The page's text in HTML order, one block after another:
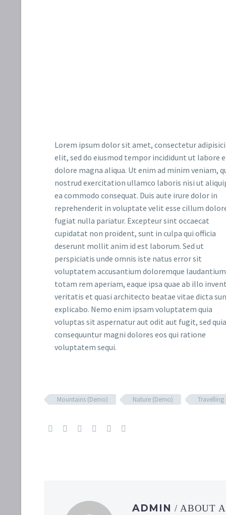
Lorem ipsum dolor sit amet, consectetur
elit, sed do eiusmod tempor incididunt ut labore
dolore magna aliqua. Ut enim ad minim veniam,
nostrud exercitation ullamco laboris nisi ut
ea commodo consequat. Duis aute irure dolor in
reprehenderit in voluptate velit esse cillum
fugiat nulla pariatur. Excepteur sint occaecat
cupidatat non proident, sunt in culpa qui officia
deserunt mollit anim id est laborum. Sed ut
perspiciatis unde omnis iste natus error sit
voluptatem accusantium doloremque
totam rem aperiam, eaque ipsa quae ab illo
veritatis et quasi architecto beatae vitae dicta
explicabo. Nemo enim ipsam voluptatem quia
voluptas sit aspernatur aut odit aut fugit, sed quia
consequuntur magni dolores eos qui ratione
voluptatem sequi.
Mountains (Demo) Nature (Demo) Travelling
ADMIN / ABOUT